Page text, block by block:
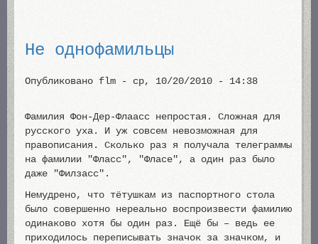
Не однофамильцы
Опубликовано flm - ср, 10/20/2010 - 14:38
Фамилия Фон-Дер-Флаасс непростая. Сложная для
русского уха. И уж совсем невозможная для
правописания. Сколько раз я получала телеграммы
на фамилии "Фласс", "Фласе", а один раз было
даже "Филзасс".
Немудрено, что тётушкам из паспортного стола
было совершенно нереально воспроизвести фамилию
одинаково хотя бы один раз. Ещё бы – ведь ее
приходилось переписывать значок за значком, и